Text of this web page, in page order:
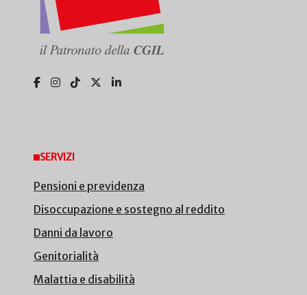
SERVIZI
Pensioni e previdenza
Disoccupazione e sostegno al reddito
Danni da lavoro
Genitorialità
Malattia e disabilità